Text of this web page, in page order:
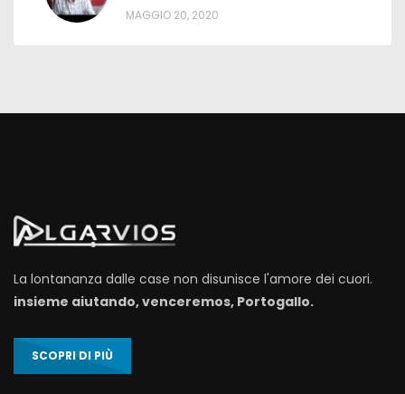
MAGGIO 20, 2020
La lontananza dalle case non disunisce l'amore dei cuori.
insieme aiutando, venceremos, Portogallo.
SCOPRI DI PIÙ